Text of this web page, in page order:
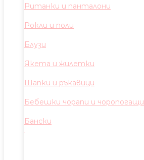
Ританки и панталони
Рокли и поли
Блузи
Якета и жилетки
Шапки и ръкавици
Бебешки чорапи и чоропогащи
Бански